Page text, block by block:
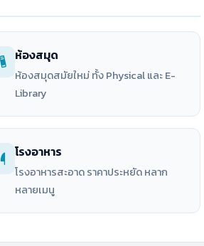
ห้องสมุด
ห้องสมุดสมัยใหม่ ทั้ง Physical และ E-
Library
โรงอาหาร
โรงอาหารสะอาด ราคาประหยัด หลาก
หลายเมนู